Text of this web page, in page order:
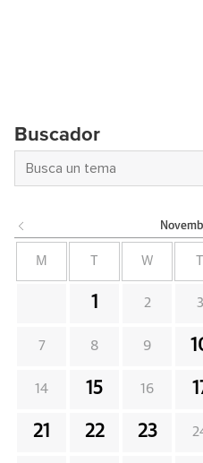
Buscador
M W
1 2 3
7 8 9
14 15 16
21 22 23